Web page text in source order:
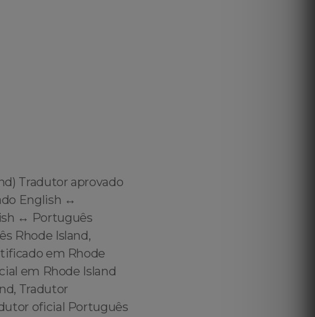
Tradutor aprovado
English ↔️
↔️ Português
Rhode Island,
em Rhode
em Rhode Island
Tradutor
oficial Português